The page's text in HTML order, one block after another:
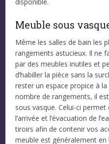
Meuble sous
Même les salles de bain les
rangements astucieux. Il ne
par des meubles inutiles et
d’habiller la pièce sans la
rester un espace propice à
nombre de rangements, il
sous vasque. Celui-ci
l’arrivée et l’évacuation de
tiroirs afin de contenir vos
meuble est généralement